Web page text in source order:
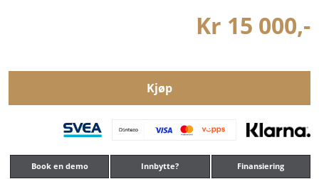
Kr 15 000,-
Kjøp
Book en demo Innbytte? Finansiering